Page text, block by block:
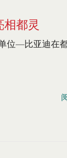
相都灵
位—比亚迪在